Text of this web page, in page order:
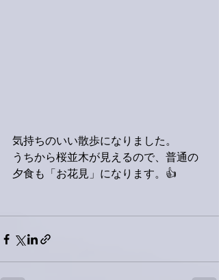
気持ちのいい散歩になりました。
うちから桜並木が見えるので、普通の
夕食も「お花見」になります。👍